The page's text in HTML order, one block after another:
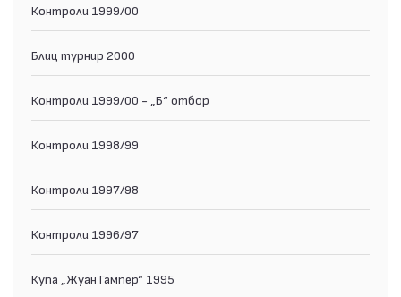
Контроли 1999/00
Блиц турнир 2000
Контроли 1999/00 - „Б“ отбор
Контроли 1998/99
Контроли 1997/98
Контроли 1996/97
Купа „Жуан Гампер“ 1995